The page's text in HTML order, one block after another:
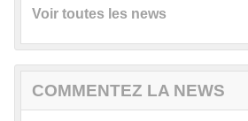
Voir toutes les news
COMMENTEZ LA NEWS